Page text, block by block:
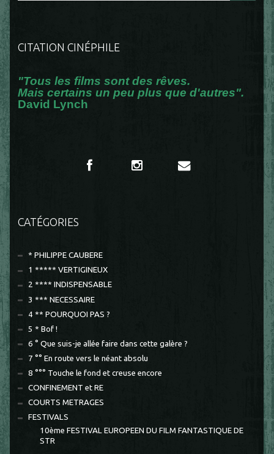
CITATION CINÉPHILE
"Tous les films sont des rêves.
Mais certains un peu plus que d'autres".
David Lynch
CATÉGORIES
* PHILIPPE CAUBERE
1 ***** VERTIGINEUX
2 **** INDISPENSABLE
3 *** NECESSAIRE
4 ** POURQUOI PAS ?
5 * Bof !
6 ° Que suis-je allée faire dans cette galère ?
7 °° En route vers le néant absolu
8 °°° Touche le fond et creuse encore
CONFINEMENT et RE
COURTS METRAGES
FESTIVALS
10ème FESTIVAL EUROPEEN DU FILM FANTASTIQUE DE
STR